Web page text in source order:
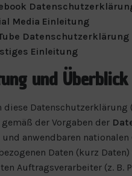
Media Einleitung
Datenschutzerklärung
Einleitung
und Überblick
diese Datenschutzerklärung
der Vorgaben der
und anwendbaren nationalen
Daten (kurz
Auftragsverarbeiter (z. B.